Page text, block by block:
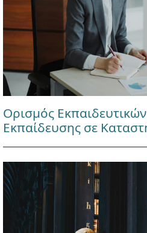
Ορισμός
Εκπαίδευσης σε